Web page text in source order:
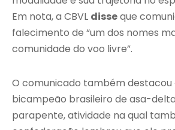
Em nota, a CBVL disseque
falecimento de “um dos nomes
comunidade do voo livre”.
O comunicado também destacou
bicampeão brasileiro de asa-
parapente, atividade na qual